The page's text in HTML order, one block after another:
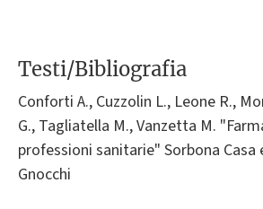
Testi/Bibliografia
Conforti A., Cuzzolin L., Leone R.,
G., Tagliatella M., Vanzetta M.
professioni sanitarie" Sorbona
Gnocchi